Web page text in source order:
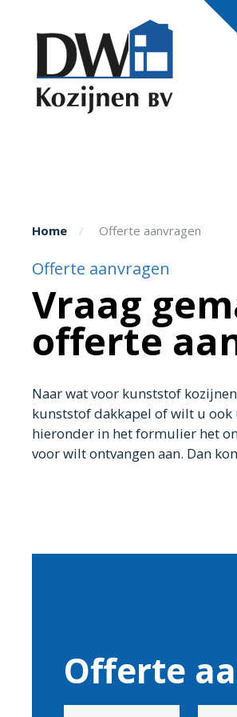
Home Offerte aanvragen
Offerte aanvragen
Vraag
offerte
Naar wat voor kunststof
kunststof dakkapel of wilt u ook
hieronder in het formulier het
voor wilt ontvangen aan. Dan
Offerte